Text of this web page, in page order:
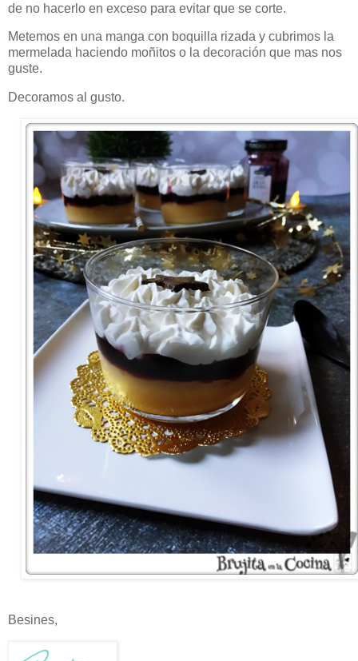
de no hacerlo en exceso para evitar que se corte.
Metemos en una manga con boquilla rizada y cubrimos la
mermelada haciendo moñitos o la decoración que mas nos
guste.
Decoramos al gusto.
Besines,